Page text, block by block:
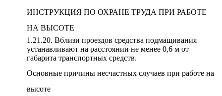
ИНСТРУКЦИЯ ПО ОХРАНЕ ТРУДА ПРИ РАБОТЕ
НА ВЫСОТЕ
1.21.20. Вблизи проездов средства подмащивания
устанавливают на расстоянии не менее 0,6 м от
габарита транспортных средств.
Основные причины несчастных случаев при работе на
высоте